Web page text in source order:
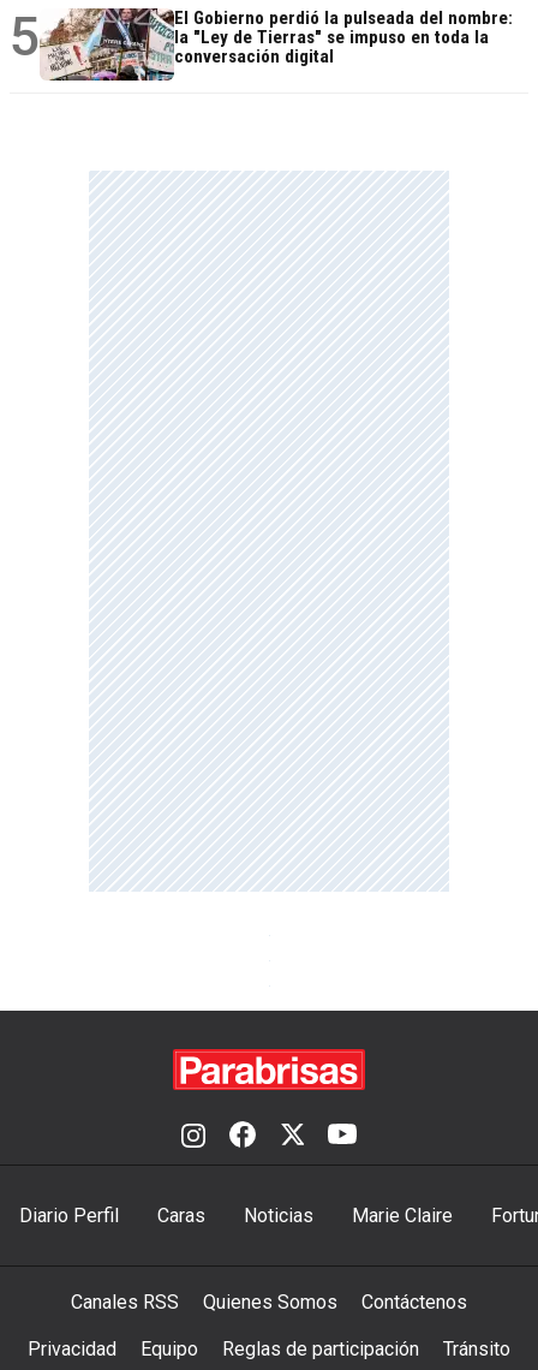
5
El Gobierno perdió la pulseada del nombre:
la "Ley de Tierras" se impuso en toda la
conversación digital
Diario Perfil Caras Noticias Marie Claire
Canales RSS Quienes Somos Contáctenos
Privacidad Equipo Reglas de participación Tránsito